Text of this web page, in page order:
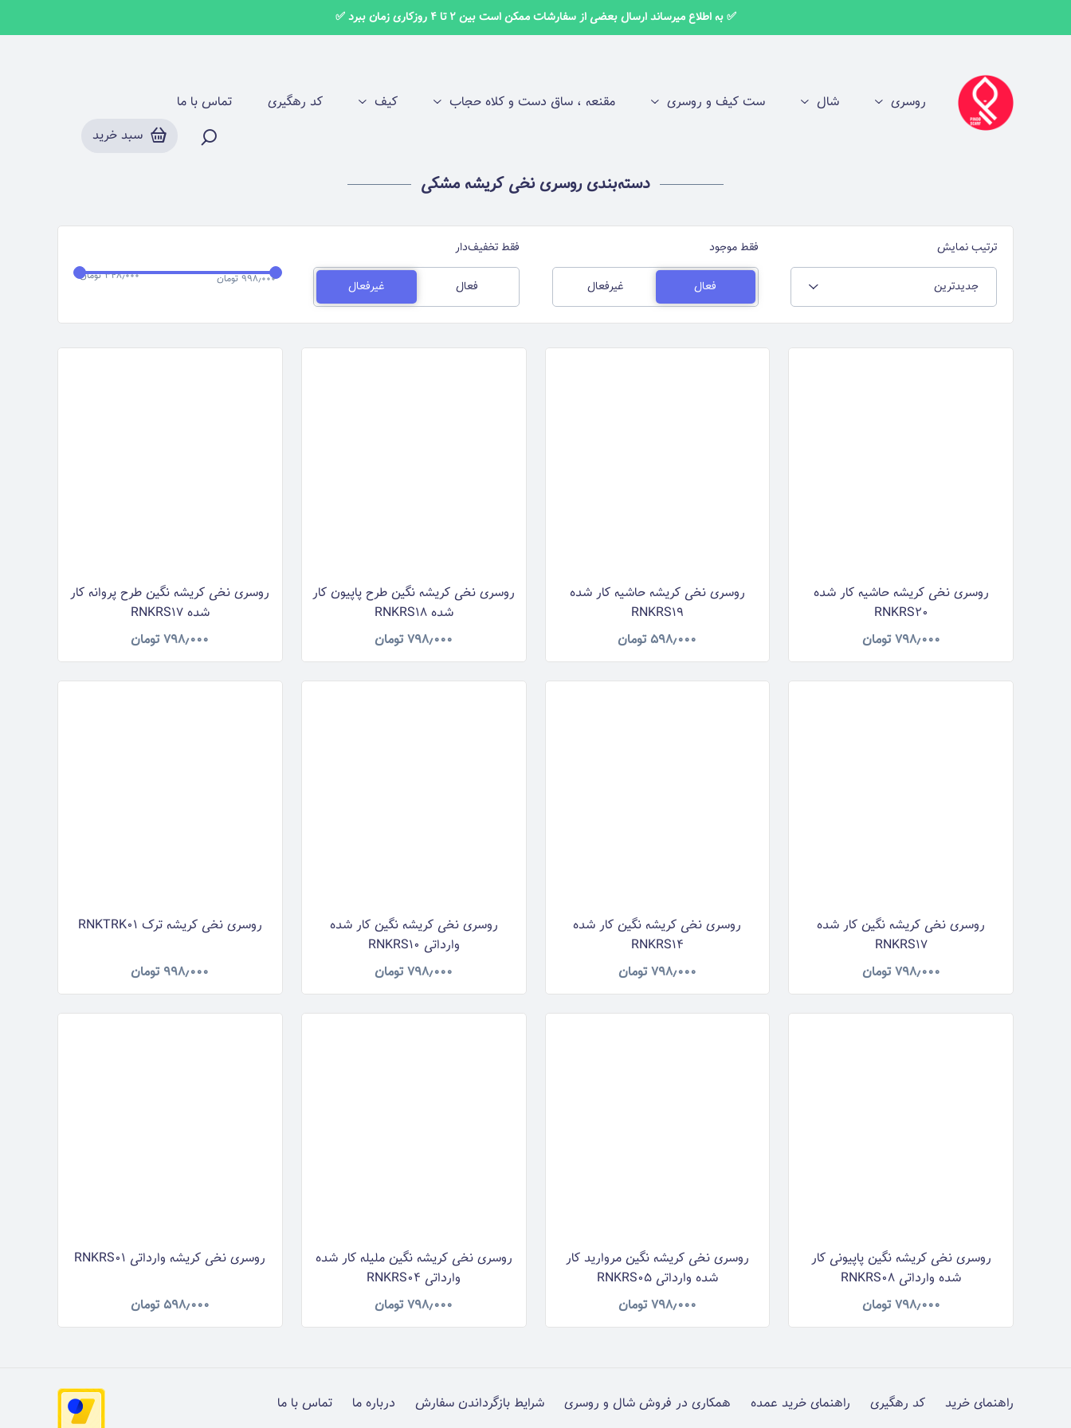
✅ به اطلاع میرساند ارسال بعضی از سفارشات ممکن است بین 2 تا 4 روزکاری زمان ببرد ✅
روسری شال ست کیف و روسری مقنعه ، ساق دست و کلاه حجاب کیف کد رهگیری
تماس با ما
سبد خرید
دسته‌بندی روسری نخی کریشه مشکی
ترتیب نمایش
جدیدترین
فقط موجود
فعال غیرفعال
فقط تخفیف‌دار
فعال غیرفعال
۳۴۸٫۰۰۰ تومان ۹۹۸٫۰۰۰ تومان
روسری نخی کریشه حاشیه کار شده
RNKRS20
۷۹۸٫۰۰۰ تومان
روسری نخی کریشه حاشیه کار شده
RNKRS19
۵۹۸٫۰۰۰ تومان
روسری نخی کریشه نگین طرح پاپیون کار
شده RNKRS18
۷۹۸٫۰۰۰ تومان
روسری نخی کریشه نگین طرح پروانه کار
شده RNKRS17
۷۹۸٫۰۰۰ تومان
روسری نخی کریشه نگین کار شده
RNKRS17
۷۹۸٫۰۰۰ تومان
روسری نخی کریشه نگین کار شده
RNKRS14
۷۹۸٫۰۰۰ تومان
روسری نخی کریشه نگین کار شده
وارداتی RNKRS10
۷۹۸٫۰۰۰ تومان
روسری نخی کریشه ترک RNKTRK01
۹۹۸٫۰۰۰ تومان
روسری نخی کریشه نگین پاپیونی کار
شده وارداتی RNKRS08
۷۹۸٫۰۰۰ تومان
روسری نخی کریشه نگین مروارید کار
شده وارداتی RNKRS05
۷۹۸٫۰۰۰ تومان
روسری نخی کریشه نگین ملیله کار شده
وارداتی RNKRS04
۷۹۸٫۰۰۰ تومان
روسری نخی کریشه وارداتی RNKRS01
۵۹۸٫۰۰۰ تومان
راهنمای خرید کد رهگیری راهنمای خرید عمده همکاری در فروش شال و روسری شرایط بازگرداندن سفارش درباره ما تماس با ما